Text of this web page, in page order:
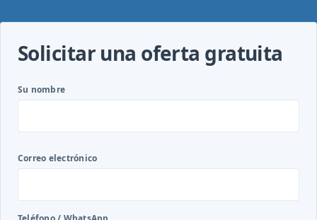
Solicitar una oferta gratuita
Su nombre
Correo electrónico